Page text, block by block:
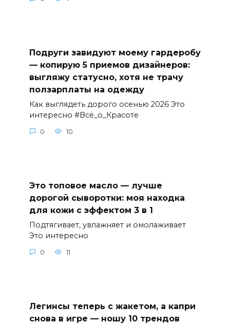
Подруги завидуют моему гардеробу
— копирую 5 приемов дизайнеров:
выгляжу статусно, хотя не трачу
ползарплаты на одежду
Как выглядеть дорого осенью 2026 Это
интересно #Всё_о_Красоте
0 10
Это топовое масло — лучше
дорогой сыворотки: моя находка
для кожи с эффектом 3 в 1
Подтягивает, увлажняет и омолаживает
Это интересно
0 11
Легинсы теперь с жакетом, а капри
снова в игре — ношу 10 трендов